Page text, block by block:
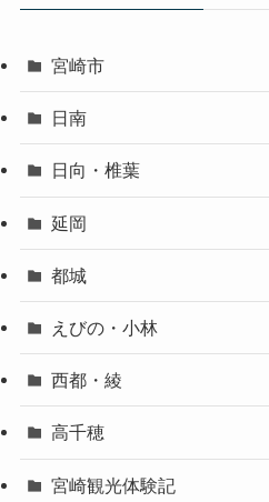
宮崎市
日南
日向・椎葉
延岡
都城
えびの・小林
西都・綾
高千穂
宮崎観光体験記